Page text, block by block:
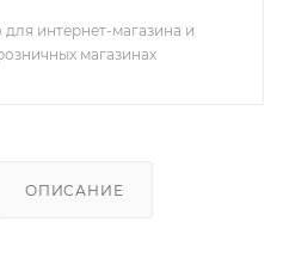
интернет-магазина и
магазинах
ОПИСАНИЕ